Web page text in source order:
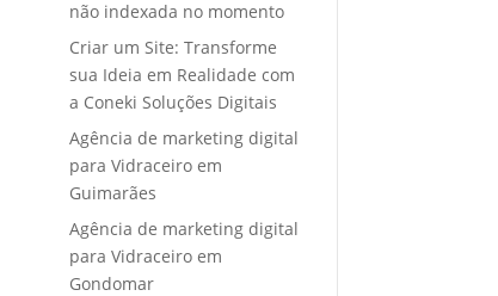
não indexada no momento
Criar um Site: Transforme
sua Ideia em Realidade com
a Coneki Soluções Digitais
Agência de marketing digital
para Vidraceiro em
Guimarães
Agência de marketing digital
para Vidraceiro em
Gondomar